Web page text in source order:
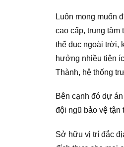
Luôn mong muốn
cao cấp, trung
thể dục ngoài trời,
hưởng nhiều tiện
Thành, hệ thống
Bên cạnh đó dự
đội ngũ bảo vệ tận
Sở hữu vị trí đắc